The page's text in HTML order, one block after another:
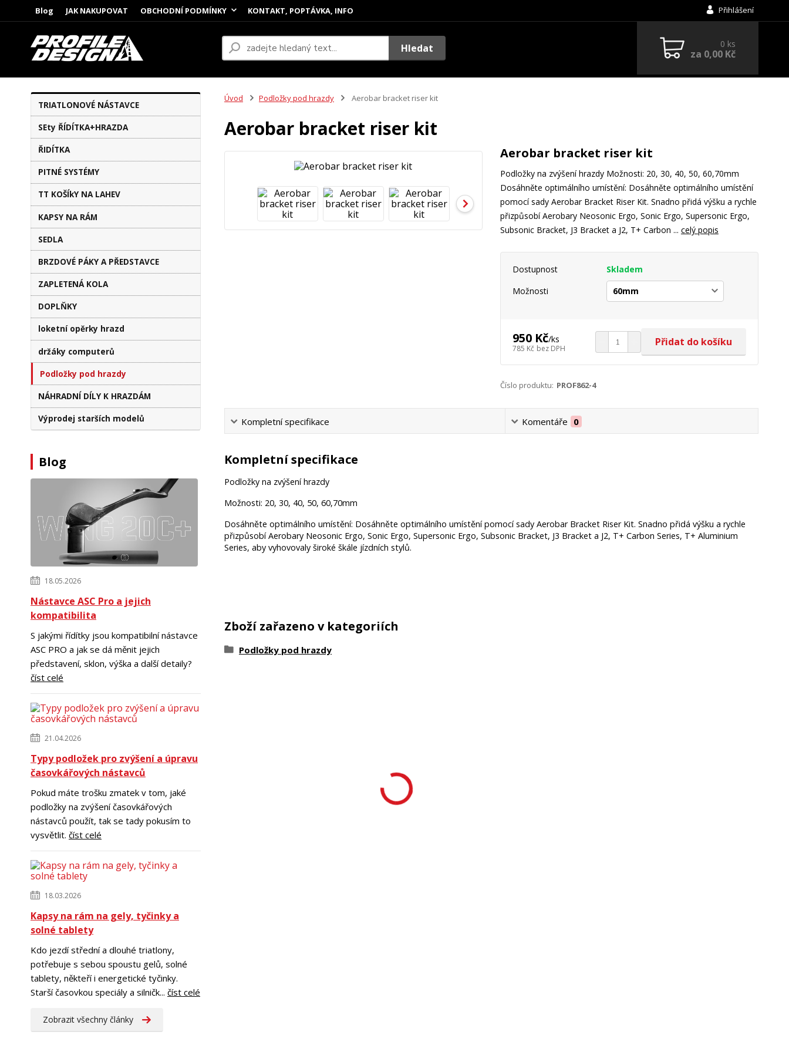
Blog JAK NAKUPOVAT OBCHODNÍ PODMÍNKY KONTAKT, POPTÁVKA, INFO Přihlášení
Hledat 0 ks
za 0,00 Kč
TRIATLONOVÉ NÁSTAVCE
SEty ŘÍDÍTKA+HRAZDA
ŘIDÍTKA
PITNÉ SYSTÉMY
TT KOŠÍkY NA LAHEV
KAPSY NA RÁM
SEDLA
BRZDOVÉ PÁKY A PŘEDSTAVCE
ZAPLETENÁ KOLA
DOPLŇKY
loketní opěrky hrazd
držáky computerů
Podložky pod hrazdy
NÁHRADNÍ DÍLY K HRAZDÁM
Výprodej starších modelů
Blog
18.05.2026
Nástavce ASC Pro a jejich
kompatibilita
S jakými řídítky jsou kompatibilní nástavce
ASC PRO a jak se dá měnit jejich
představení, sklon, výška a další detaily?
číst celé
21.04.2026
Typy podložek pro zvýšení a úpravu
časovkářových nástavců
Pokud máte trošku zmatek v tom, jaké
podložky na zvýšení časovkářových
nástavců použít, tak se tady pokusím to
vysvětlit. číst celé
18.03.2026
Kapsy na rám na gely, tyčinky a
solné tablety
Kdo jezdí střední a dlouhé triatlony,
potřebuje s sebou spoustu gelů, solné
tablety, někteří i energetické tyčinky.
Starší časovkou speciály a silničk... číst celé
Zobrazit všechny články
Úvod Podložky pod hrazdy Aerobar bracket riser kit
Aerobar bracket riser kit
Aerobar bracket riser kit
Podložky na zvýšení hrazdy Možnosti: 20, 30, 40, 50, 60,70mm
Dosáhněte optimálního umístění: Dosáhněte optimálního umístění
pomocí sady Aerobar Bracket Riser Kit. Snadno přidá výšku a rychle
přizpůsobí Aerobary Neosonic Ergo, Sonic Ergo, Supersonic Ergo,
Subsonic Bracket, J3 Bracket a J2, T+ Carbon ... celý popis
Dostupnost
Skladem
Možnosti
950 Kč/ks
785 Kč bez DPH Přidat do košíku
Číslo produktu: PROF862-4
Kompletní specifikace Komentáře 0
Kompletní specifikace
Podložky na zvýšení hrazdy
Možnosti: 20, 30, 40, 50, 60,70mm
Dosáhněte optimálního umístění: Dosáhněte optimálního umístění pomocí sady Aerobar Bracket Riser Kit. Snadno přidá výšku a rychle
přizpůsobí Aerobary Neosonic Ergo, Sonic Ergo, Supersonic Ergo, Subsonic Bracket, J3 Bracket a J2, T+ Carbon Series, T+ Aluminium
Series, aby vyhovovaly široké škále jízdních stylů.
Zboží zařazeno v kategoriích
Podložky pod hrazdy